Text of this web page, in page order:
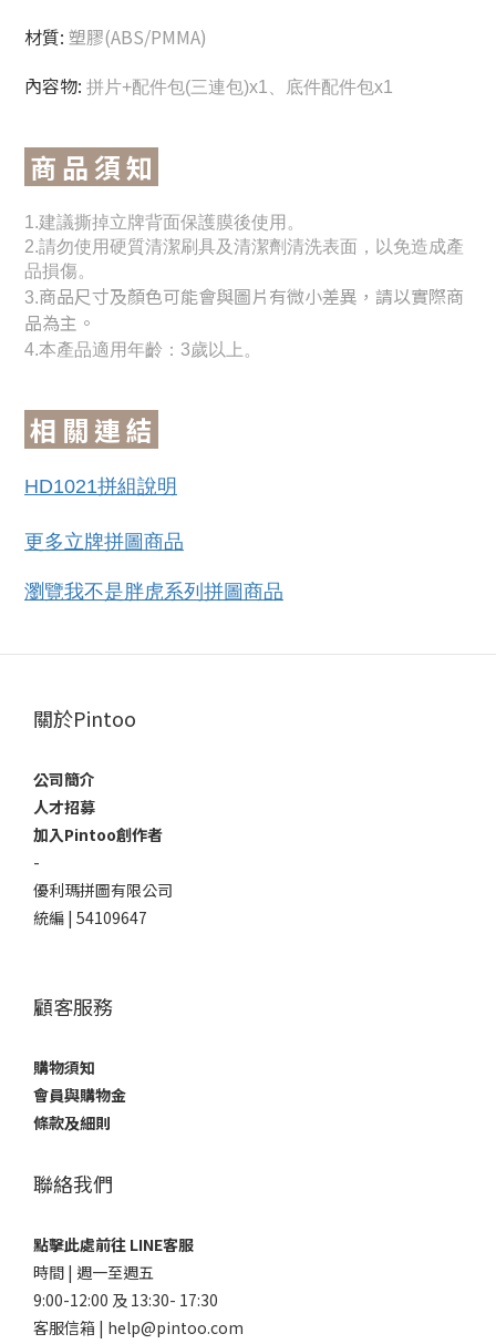
材質: 塑膠(ABS/PMMA)
內容物: 拼片+配件包(三連包)x1 、底件配件包x1
商 品 須 知
1.建議撕掉立牌背面保護膜後使用。
2.請勿使用硬質清潔刷具及清潔劑清洗表面，以免造成產
品損傷。
3.商品尺寸及顏色可能會與圖片有微小差異，請以實際商
品為主。
4.本產品適用年齡：3歲以上。
相 關 連 結
HD1021拼組說明
更多立牌拼圖商品
瀏覽我不是胖虎系列拼圖商品
關於Pintoo
公司簡介
人才招募
加入Pintoo創作者
-
優利瑪拼圖有限公司
統編 | 54109647
顧客服務
購物須知
會員與購物金
條款及細則
聯絡我們
點擊此處前往 LINE客服
時間 | 週一至週五
9:00-12:00 及 13:30- 17:30
客服信箱 | help@pintoo.com